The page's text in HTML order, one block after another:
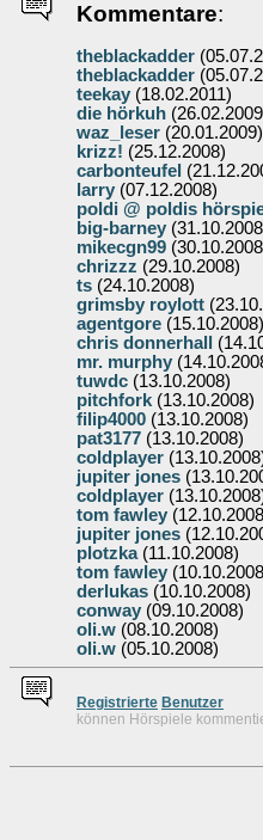
Kommentare:
theblackadder
theblackadder
teekay (18.02.2011)
die hörkuh
waz_leser (20.01.2009)
krizz! (25.12.2008)
carbonteufel
larry (07.12.2008)
poldi @ poldis
big-barney
mikecgn99
chrizzz (29.10.2008)
ts (24.10.2008)
grimsby roylott
agentgore (15.10.2008)
chris donnerhall
mr. murphy
tuwdc (13.10.2008)
pitchfork (13.10.2008)
filip4000 (13.10.2008)
pat3177 (13.10.2008)
coldplayer
jupiter jones
coldplayer
tom fawley
jupiter jones
plotzka(11.10.2008)
tom fawley
derlukas (10.10.2008)
conway (09.10.2008)
oli.w (08.10.2008)
oli.w (05.10.2008)
Registrierte Benutzer
können Hörspiele